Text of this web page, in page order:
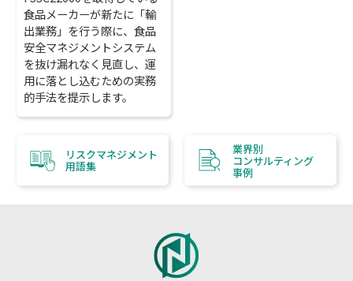
食品メーカーが新たに「輸
出業務」を行う際に、食品
安全マネジメントシステム
を抜け漏れなく見直し、運
用に落とし込むための実務
的手法を提示します。
リスクマネジメント
用語集
業界別
コンサルティング
事例